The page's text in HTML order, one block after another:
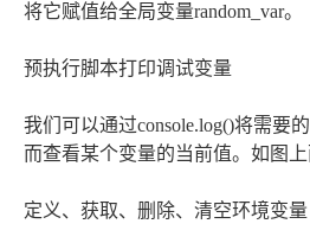
将它赋值给全局变量random_var。
预执行脚本打印调试变量
我们可以通过console.log()将需要
而查看某个变量的当前值。如图
定义、获取、删除、清空环境变量